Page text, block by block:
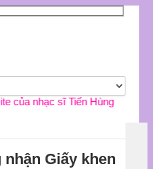
của nhạc sĩ Tiến Hùng
nhận Giấy khen